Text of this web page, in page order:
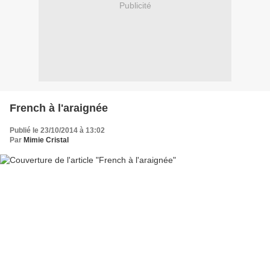
Publicité
French à l'araignée
Publié le 23/10/2014 à 13:02
Par Mimie Cristal